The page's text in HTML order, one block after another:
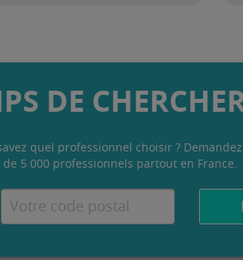
DE
quel professionnel choisir ?
5 000 professionnels partout en France.